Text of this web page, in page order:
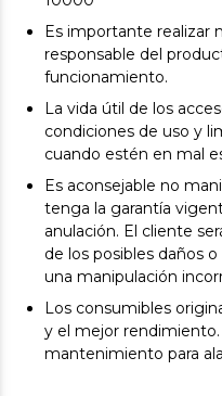
Es importante realizar
responsable del
funcionamiento.
La vida útil de los
condiciones de uso y
cuando estén en mal
Es aconsejable no
tenga la garantía
anulación. El cliente
de los posibles daños
una manipulación
Los consumibles
y el mejor
mantenimiento para